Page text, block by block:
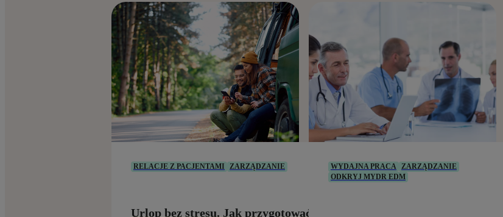
RELACJE Z PACJENTAMI ZARZĄDZANIE
Urlop bez stresu. Jak przygotować
WYDAJNA PRACA
ZARZĄDZANIE
ODKRYJ MYDR EDM